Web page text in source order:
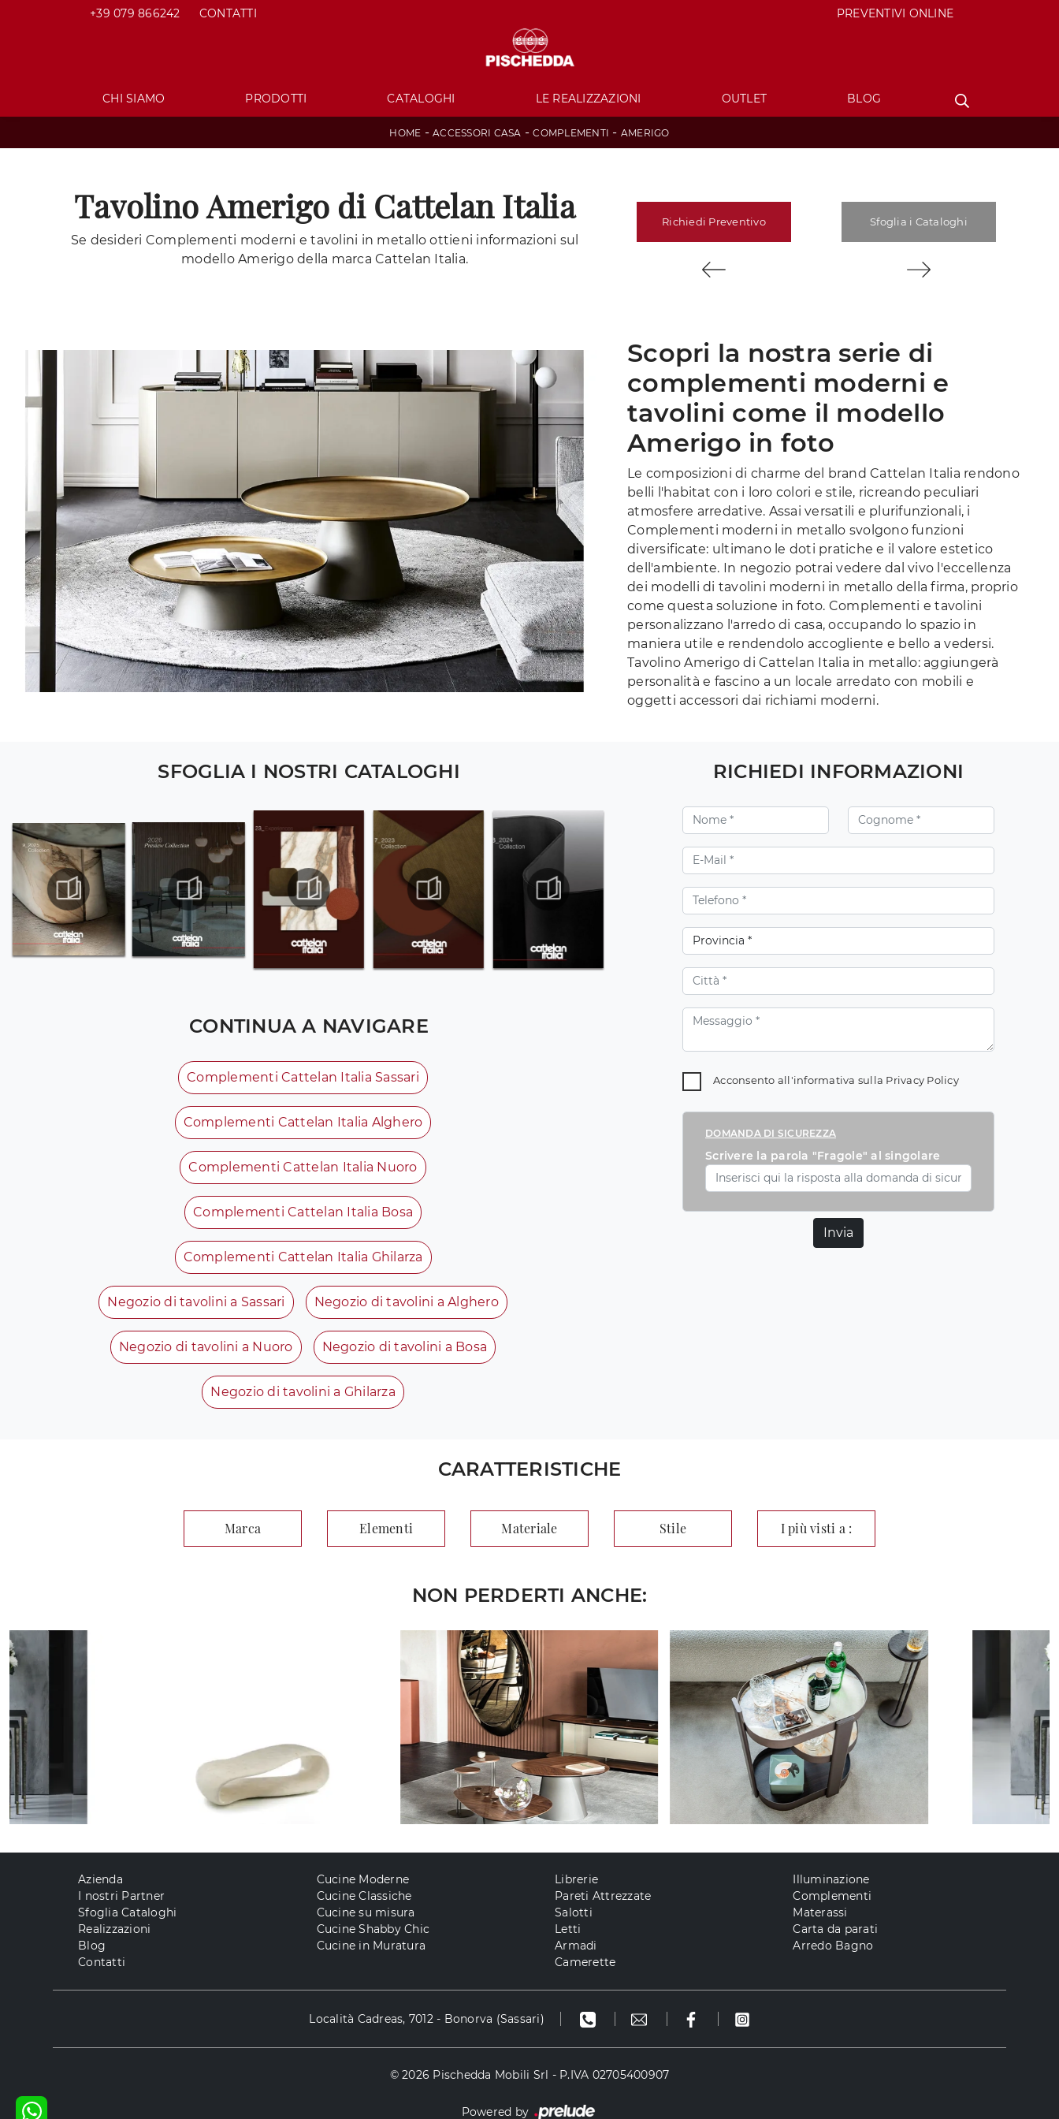
+39 079 866242 CONTATTI PREVENTIVI ONLINE
CHI SIAMO PRODOTTI CATALOGHI LE REALIZZAZIONI OUTLET BLOG
HOME -ACCESSORI CASA -COMPLEMENTI - AMERIGO
Tavolino Amerigo di Cattelan Italia
Se desideri Complementi moderni e tavolini in metallo ottieni informazioni sul
modello Amerigo della marca Cattelan Italia.
Richiedi Preventivo Sfoglia i Cataloghi
Scopri la nostra serie di
complementi moderni e
tavolini come il modello
Amerigo in foto
Le composizioni di charme del brand Cattelan Italia rendono
belli l'habitat con i loro colori e stile, ricreando peculiari
atmosfere arredative. Assai versatili e plurifunzionali, i
Complementi moderni in metallo svolgono funzioni
diversificate: ultimano le doti pratiche e il valore estetico
dell'ambiente. In negozio potrai vedere dal vivo l'eccellenza
dei modelli di tavolini moderni in metallo della firma, proprio
come questa soluzione in foto. Complementi e tavolini
personalizzano l'arredo di casa, occupando lo spazio in
maniera utile e rendendolo accogliente e bello a vedersi.
Tavolino Amerigo di Cattelan Italia in metallo: aggiungerà
personalità e fascino a un locale arredato con mobili e
oggetti accessori dai richiami moderni.
SFOGLIA I NOSTRI CATALOGHI
CONTINUA A NAVIGARE
Complementi Cattelan Italia Sassari
Complementi Cattelan Italia Alghero
Complementi Cattelan Italia Nuoro
Complementi Cattelan Italia Bosa
Complementi Cattelan Italia Ghilarza
Negozio di tavolini a Sassari Negozio di tavolini a Alghero
Negozio di tavolini a Nuoro Negozio di tavolini a Bosa
Negozio di tavolini a Ghilarza
RICHIEDI INFORMAZIONI
Acconsento all'informativa sulla Privacy Policy
DOMANDA DI SICUREZZA
Scrivere la parola "Fragole" al singolare
Invia
CARATTERISTICHE
Marca Elementi Materiale Stile I più visti a :
NON PERDERTI ANCHE:
Azienda
I nostri Partner
Sfoglia Cataloghi
Realizzazioni
Blog
Contatti
Cucine Moderne
Cucine Classiche
Cucine su misura
Cucine Shabby Chic
Cucine in Muratura
Librerie
Pareti Attrezzate
Salotti
Letti
Armadi
Camerette
Illuminazione
Complementi
Materassi
Carta da parati
Arredo Bagno
Località Cadreas, 7012 - Bonorva (Sassari)
© 2026 Pischedda Mobili Srl - P.IVA 02705400907
Powered by